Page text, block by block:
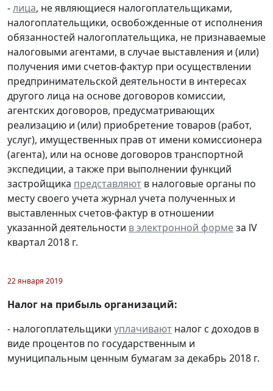
-лица, не являющиеся налогоплательщиками,
налогоплательщики, освобожденные от исполнения
обязанностей налогоплательщика, не признаваемые
налоговыми агентами, в случае выставления и (или)
получения ими счетов-фактур при осуществлении
предпринимательской деятельности в интересах
другого лица на основе договоров комиссии,
агентских договоров, предусматривающих
реализацию и (или) приобретение товаров (работ,
услуг), имущественных прав от имени комиссионера
(агента), или на основе договоров транспортной
экспедиции, а также при выполнении функций
застройщика представляют в налоговые органы по
месту своего учета журнал учета полученных и
выставленных счетов-фактур в отношении
указанной деятельности в электронной формеза lV
квартал 2018 г.
22 января 2019
Налог на прибыль организаций:
- налогоплательщики уплачивают налог с доходов в
виде процентов по государственным и
муниципальным ценным бумагам за декабрь 2018 г.